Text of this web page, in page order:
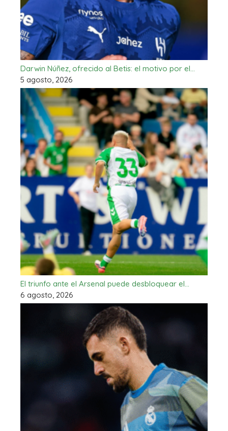
Darwin Núñez, ofrecido al Betis: el motivo por el…
5 agosto, 2026
El triunfo ante el Arsenal puede desbloquear el…
6 agosto, 2026